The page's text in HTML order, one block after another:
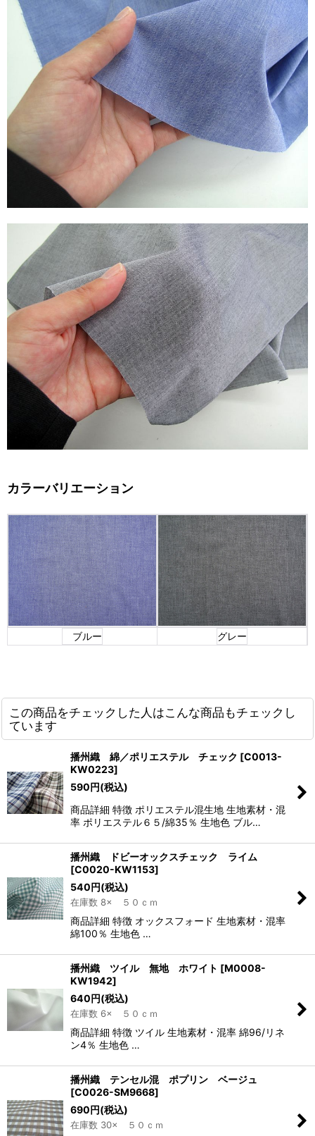
カラーバリエーション
ブルー グレー
この商品をチェックした人はこんな商品もチェックし
ています
播州織 綿／ポリエステル チェック [C0013-
KW0223]
590円(税込)
商品詳細 特徴 ポリエステル混生地 生地素材・混
率 ポリエステル６５/綿35％ 生地色 ブル…
播州織 ドビーオックスチェック ライム
[C0020-KW1153]
540円(税込)
在庫数 8× ５０ｃｍ
商品詳細 特徴 オックスフォード 生地素材・混率
綿100％ 生地色 …
播州織 ツイル 無地 ホワイト [M0008-
KW1942]
640円(税込)
在庫数 6× ５０ｃｍ
商品詳細 特徴 ツイル 生地素材・混率 綿96/リネ
ン4％ 生地色 …
播州織 テンセル混 ポプリン ベージュ
[C0026-SM9668]
690円(税込)
在庫数 30× ５０ｃｍ